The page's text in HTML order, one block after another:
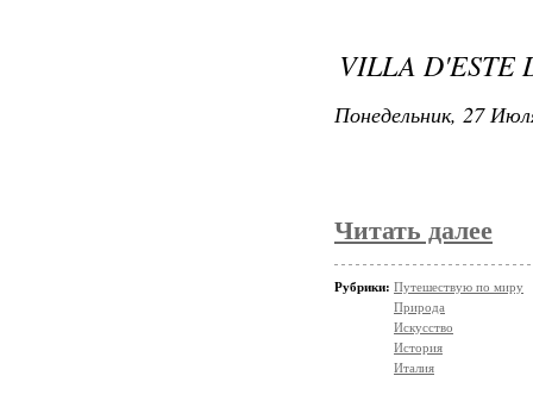
VILLA D'ESTE
Понедельник, 27
Читать далее
Рубрики: Путешествую по миру
Природа
Искусство
История
Италия